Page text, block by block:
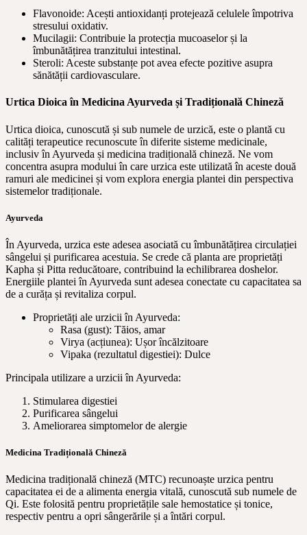
Flavonoide: Acești antioxidanți protejează celulele împotriva
stresului oxidativ.
Mucilagii: Contribuie la protecția mucoaselor și la
îmbunătățirea tranzitului intestinal.
Steroli: Aceste substanțe pot avea efecte pozitive asupra
sănătății cardiovasculare.
Urtica Dioica în Medicina Ayurveda și Tradițională Chineză
Urtica dioica, cunoscută și sub numele de urzică, este o plantă cu
calități terapeutice recunoscute în diferite sisteme medicinale,
inclusiv în Ayurveda și medicina tradițională chineză. Ne vom
concentra asupra modului în care urzica este utilizată în aceste două
ramuri ale medicinei și vom explora energia plantei din perspectiva
sistemelor tradiționale.
Ayurveda
În Ayurveda, urzica este adesea asociată cu îmbunătățirea circulației
sângelui și purificarea acestuia. Se crede că planta are proprietăți
Kapha și Pitta reducătoare, contribuind la echilibrarea doshelor.
Energiile plantei în Ayurveda sunt adesea conectate cu capacitatea sa
de a curăța și revitaliza corpul.
Proprietăți ale urzicii în Ayurveda:
Rasa (gust): Tăios, amar
Virya (acțiunea): Ușor încălzitoare
Vipaka (rezultatul digestiei): Dulce
Principala utilizare a urzicii în Ayurveda:
Stimularea digestiei
Purificarea sângelui
Ameliorarea simptomelor de alergie
Medicina Tradițională Chineză
Medicina tradițională chineză (MTC) recunoaște urzica pentru
capacitatea ei de a alimenta energia vitală, cunoscută sub numele de
Qi. Este folosită pentru proprietățile sale hemostatice și tonice,
respectiv pentru a opri sângerările și a întări corpul.